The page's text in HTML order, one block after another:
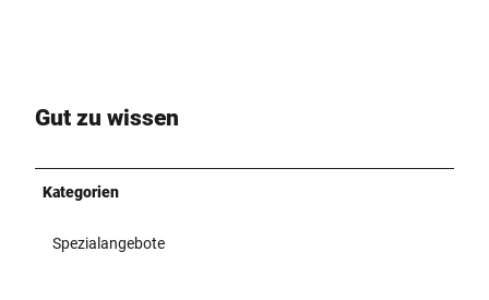
Gut zu wissen
Kategorien
Spezialangebote